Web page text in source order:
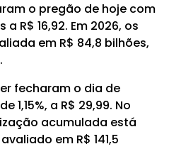
o pregão de hoje com
R$ 16,92. Em 2026, os
em R$ 84,8 bilhões,
fecharam o dia de
1,15%, a R$ 29,99. No
acumulada está
em R$ 141,5